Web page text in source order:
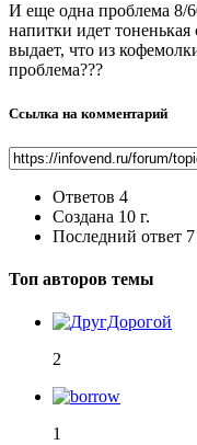
И еще одна проблема 8/
напитки идет
выдает, что из
проблема???
Ссылка на комментарий
Ответов 4
Создана 10 г.
Последний ответ 7
Топ авторов темы
2
1